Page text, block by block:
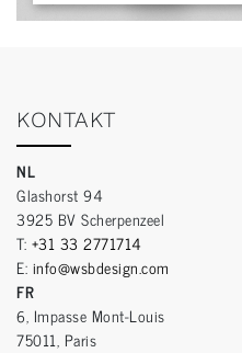
KONTAKT
NL
Glashorst 94
3925 BV Scherpenzeel
T: +31 33 2771714
E: info@wsbdesign.com
FR
6, Impasse Mont-Louis
75011, Paris